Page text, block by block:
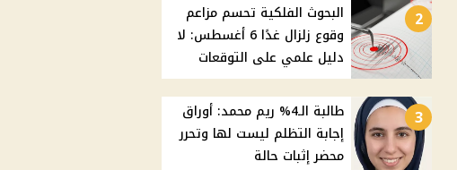
2
البحوث الفلكية تحسم مزاعم
وقوع زلزال غدًا 6 أغسطس: لا
دليل علمي على التوقعات
3
طالبة الـ4% ريم محمد: أوراق
إجابة التظلم ليست لها وتحرر
محضر إثبات حالة